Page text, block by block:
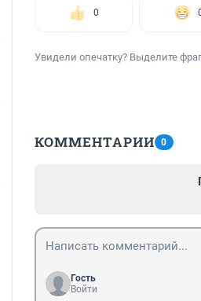
0
Увидели опечатку? Выделите
КОММЕНТАРИИ 0
Гость
Войти